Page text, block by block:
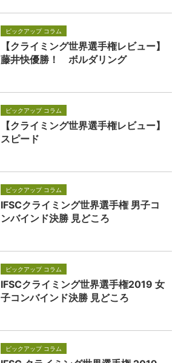
ピックアップ コラム
【クライミング世界選手権レビュー】
藤井快優勝！ ボルダリング
ピックアップ コラム
【クライミング世界選手権レビュー】
スピード
ピックアップ コラム
IFSCクライミング世界選手権 男子コ
ンバインド決勝 見どころ
ピックアップ コラム
IFSCクライミング世界選手権2019 女
子コンバインド決勝 見どころ
ピックアップ コラム